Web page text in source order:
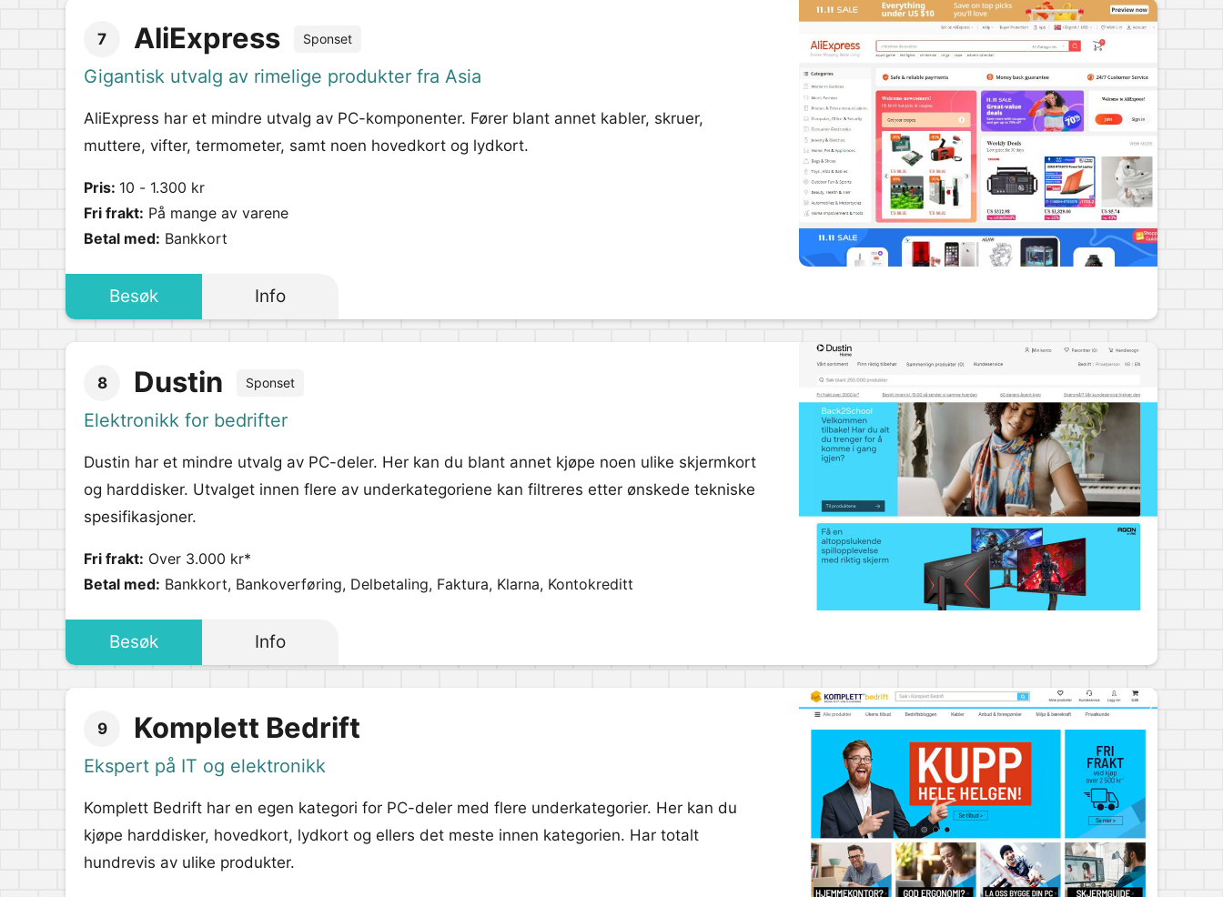
7 AliExpress Sponset
Gigantisk utvalg av rimelige produkter fra Asia
AliExpress har et mindre utvalg av PC-komponenter. Fører blant annet kabler, skruer,
muttere, vifter, termometer, samt noen hovedkort og lydkort.
Pris: 10 - 1.300 kr
Fri frakt: På mange av varene
Betal med: Bankkort
Besøk Info
8 Dustin Sponset
Elektronikk for bedrifter
Dustin har et mindre utvalg av PC-deler. Her kan du blant annet kjøpe noen ulike skjermkort
og harddisker. Utvalget innen flere av underkategoriene kan filtreres etter ønskede tekniske
spesifikasjoner.
Fri frakt: Over 3.000 kr*
Betal med: Bankkort, Bankoverføring, Delbetaling, Faktura, Klarna, Kontokreditt
Besøk Info
9 Komplett Bedrift
Ekspert på IT og elektronikk
Komplett Bedrift har en egen kategori for PC-deler med flere underkategorier. Her kan du
kjøpe harddisker, hovedkort, lydkort og ellers det meste innen kategorien. Har totalt
hundrevis av ulike produkter.